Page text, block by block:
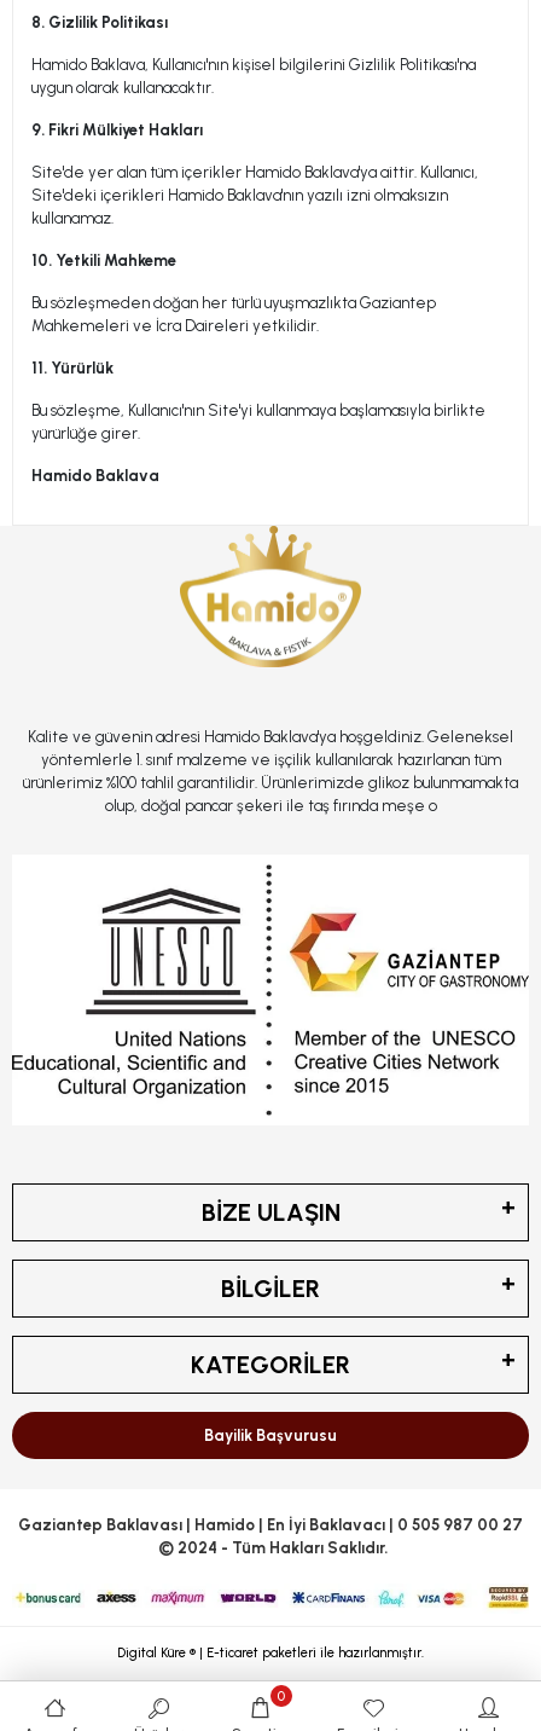
8. Gizlilik Politikası
Hamido Baklava, Kullanıcı'nın kişisel bilgilerini Gizlilik Politikası'na
uygun olarak kullanacaktır.
9. Fikri Mülkiyet Hakları
Site'de yer alan tüm içerikler Hamido Baklava'ya aittir. Kullanıcı,
Site'deki içerikleri Hamido Baklava'nın yazılı izni olmaksızın
kullanamaz.
10. Yetkili Mahkeme
Bu sözleşmeden doğan her türlü uyuşmazlıkta Gaziantep
Mahkemeleri ve İcra Daireleri yetkilidir.
11. Yürürlük
Bu sözleşme, Kullanıcı'nın Site'yi kullanmaya başlamasıyla birlikte
yürürlüğe girer.
Hamido Baklava
Kalite ve güvenin adresi Hamido Baklava'ya hoşgeldiniz. Geleneksel
yöntemlerle 1. sınıf malzeme ve işçilik kullanılarak hazırlanan tüm
ürünlerimiz %100 tahlil garantilidir. Ürünlerimizde glikoz bulunmamakta
olup, doğal pancar şekeri ile taş fırında meşe o
BIZE ULAŞIN
BILGILER
KATEGORILER
Bayilik Başvurusu
Gaziantep Baklavası | Hamido | En İyi Baklavacı | 0 505 987 00 27
© 2024 - Tüm Hakları Saklıdır.
0
Digital Küre ® | E-ticaret paketleri ile hazırlanmıştır.